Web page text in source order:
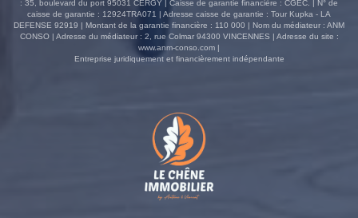
: 35, boulevard du port 95031 CERGY | Caisse de garantie financière : CGEC. | N° de
caisse de garantie : 12924TRA071 | Adresse caisse de garantie : Tour Kupka - LA
DEFENSE 92919 | Montant de la garantie financière : 110 000 | Nom du médiateur : ANM
CONSO | Adresse du médiateur : 2, rue Colmar 94300 VINCENNES | Adresse du site :
www.anm-conso.com |
Entreprise juridiquement et financièrement indépendante